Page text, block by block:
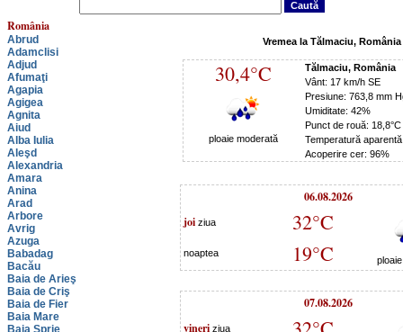
România
Abrud
Adamclisi
Adjud
Afumaţi
Agapia
Agigea
Agnita
Aiud
Alba Iulia
Aleşd
Alexandria
Amara
Anina
Arad
Arbore
Avrig
Azuga
Babadag
Bacău
Baia de Arieş
Baia de Criş
Baia de Fier
Baia Mare
Baia Sprie
Vremea la Tălmaciu, România
30,4°C
ploaie moderată
Tălmaciu, România
Vânt: 17 km/h SE
Presiune: 763,8 mm
Umiditate: 42%
Punct de rouă: 18,8°C
Temperatură
Acoperire cer: 96%
06.08.2026
joi ziua 32°C
noaptea 19°C
07.08.2026
vineri ziua